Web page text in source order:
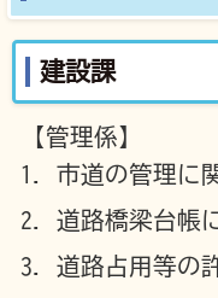
建設課
【管理係】
市道の管理に
道路橋梁台帳
道路占用等の